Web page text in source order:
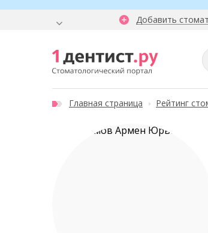
Добавить
Главная страница Рейтинг